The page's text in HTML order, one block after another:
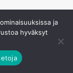
toteuttaminen
ja
hyväksyt